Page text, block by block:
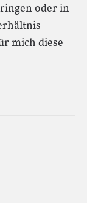
oder in
mich diese